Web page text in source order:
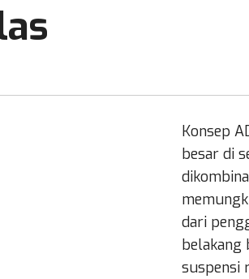
Konsep
besar di
dari
belakang
suspensi